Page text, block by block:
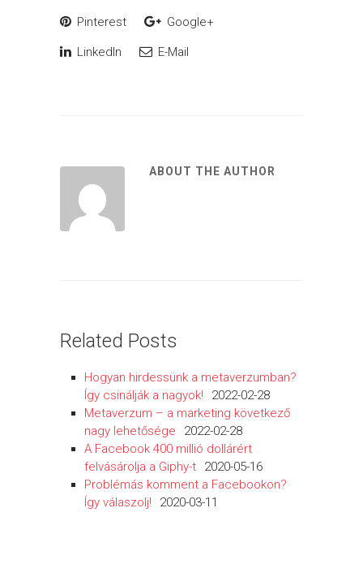
Pinterest Google+
LinkedIn E-Mail
ABOUT THE AUTHOR
Related Posts
Hogyan hirdessünk a metaverzumban?
Így csinálják a nagyok!
2022-02-28
Metaverzum – a marketing következő
nagy lehetősége
2022-02-28
A Facebook 400 millió dollárért
felvásárolja a Giphy-t
2020-05-16
Problémás komment a Facebookon?
Így válaszolj!
2020-03-11